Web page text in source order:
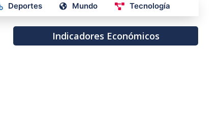
Deportes Mundo Tecnología
Indicadores Económicos